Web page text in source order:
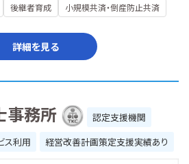
後継者育成 小規模共済・倒産防止共済
詳細を見る
事務所
認定支援機関
ス利用
経営改善計画策定支援実績あり